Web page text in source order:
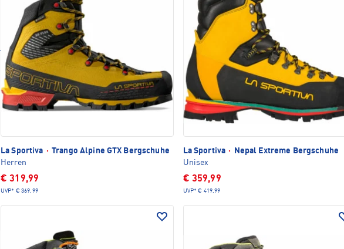
La Sportiva · Trango Alpine GTX Bergschuhe
Herren
€ 319,99
UVP* € 369,99
La Sportiva ·
Nepal Extreme Bergschuhe
Unisex
€ 359,99
UVP* € 419,99